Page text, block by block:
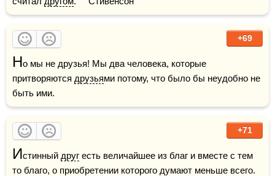
+69
Но мы не друзья! Мы два человека, которые
притворяются друзьями потому, что было бы неудобно не
быть ими.
+71
Истинный друг есть величайшее из благ и вместе с тем
то благо, о приобретении которого думают меньше всего.